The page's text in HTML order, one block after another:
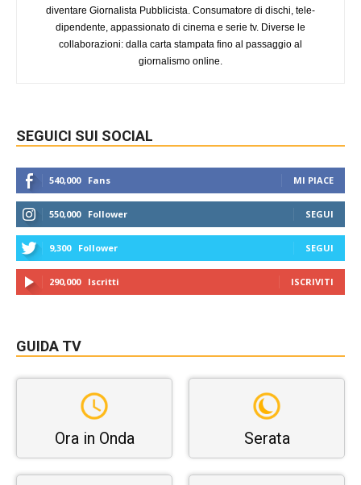
diventare Giornalista Pubblicista. Consumatore di dischi, tele-
dipendente, appassionato di cinema e serie tv. Diverse le
collaborazioni: dalla carta stampata fino al passaggio al
giornalismo online.
SEGUICI SUI SOCIAL
540,000 Fans MI PIACE
550,000 Follower SEGUI
9,300 Follower SEGUI
290,000 Iscritti ISCRIVITI
GUIDA TV
Ora in Onda Serata